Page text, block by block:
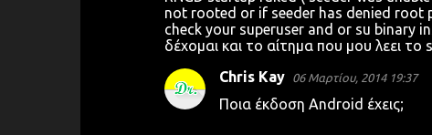
not rooted or if seeder has denied root
check your superuser and or su binary
δέχομαι και το αίτημα που μου λεει το
Chris Kay 06 Μαρτίου, 2014 19:37
Ποια έκδοση Android έχεις;